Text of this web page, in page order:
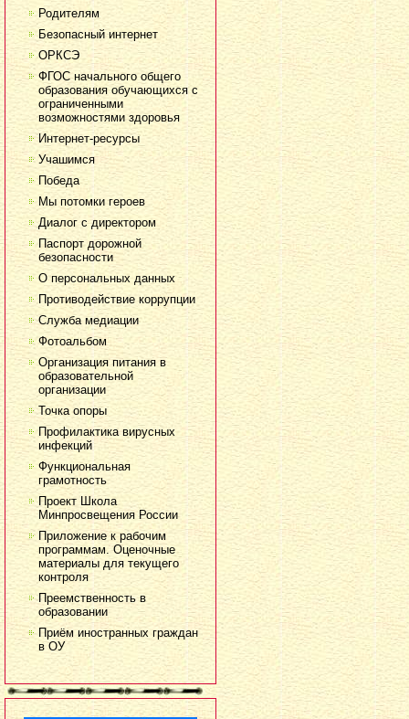
Родителям
Безопасный интернет
ОРКСЭ
ФГОС начального общего
образования обучающихся с
ограниченными
возможностями здоровья
Интернет-ресурсы
Учашимся
Победа
Мы потомки героев
Диалог с директором
Паспорт дорожной
безопасности
О персональных данных
Противодействие коррупции
Служба медиации
Фотоальбом
Организация питания в
образовательной
организации
Точка опоры
Профилактика вирусных
инфекций
Функциональная
грамотность
Проект Школа
Минпросвещения России
Приложение к рабочим
программам. Оценочные
материалы для текущего
контроля
Преемственность в
образовании
Приём иностранных граждан
в ОУ